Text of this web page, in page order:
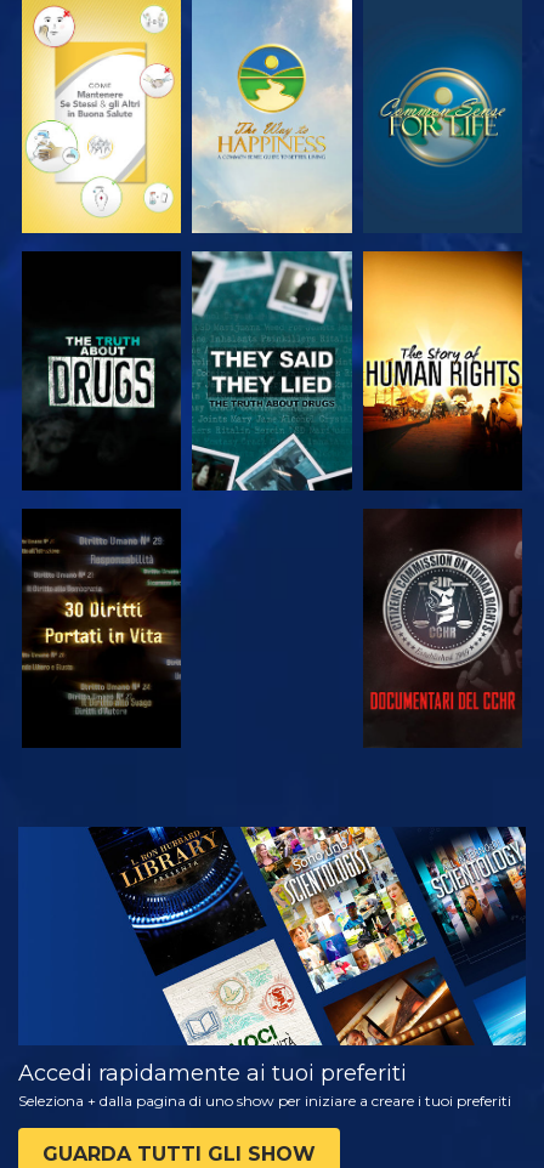
GUARDA GUARDA GUARDA
GUARDA GUARDA
GUARDA GUARDA
GUARDA
ESPLORA LE
SERIE
Accedi rapidamente ai tuoi preferiti
Seleziona + dalla pagina di uno show per iniziare a creare i tuoi preferiti
GUARDA TUTTI GLI SHOW